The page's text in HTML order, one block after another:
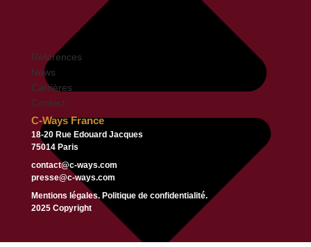
Références
News
Carrières
Contact
C-Ways France
18-20 Rue Edouard Jacques
75014 Paris
contact@c-ways.com
presse@c-ways.com
Mentions légales. Politique de confidentialité.
2025 Copyright